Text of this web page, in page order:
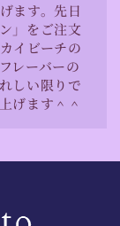
ます。先日
」をご注文
イビーチの
レーバーの
しい限りで
げます＾＾